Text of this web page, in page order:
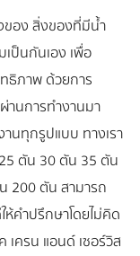
ของ สิ่งของที่มีน้ำ
ป็นกันเอง เพื่อ
ธิภาพ ด้วยการ
านการทำงานมา
นทุกรูปแบบ ทางเรา
ตัน 30 ตัน 35 ตัน
200 ตัน สามารถ
คำปรึกษาโดยไม่คิด
เครน แอนด์ เซอร์วิส